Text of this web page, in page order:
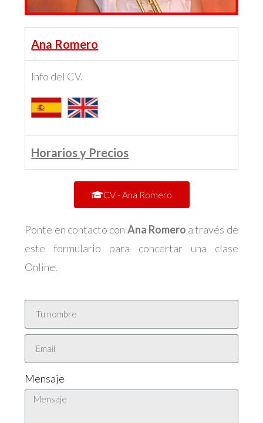
Ana Romero
Info del CV.
Horarios y Precios
CV - Ana Romero
Ponte en contacto con Ana Romero a través de
este formulario para concertar una clase
Online.
Mensaje